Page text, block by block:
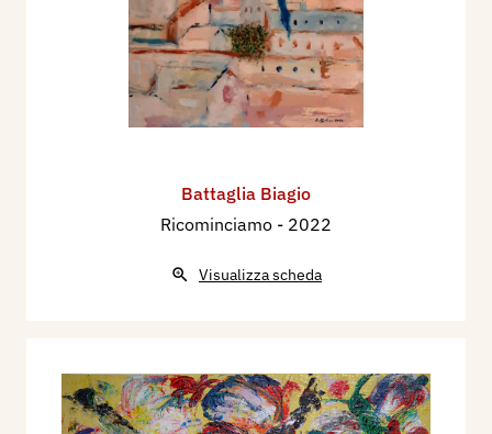
Battaglia Biagio
Ricominciamo - 2022
Visualizza scheda